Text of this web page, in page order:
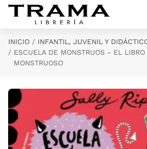
Saltar al contenido principal
INICIO INFANTIL, JUVENIL Y
ESCUELA DE MONSTRUOS - EL
MONSTRUOSO